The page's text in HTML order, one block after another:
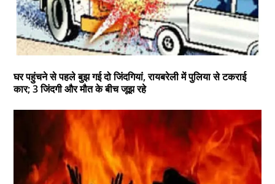
घर पहुंचने से पहले बुझ गई दो जिंदगियां, रायबरेली में पुलिया से टकराई
कार; 3 जिंदगी और मौत के बीच जूझ रहे